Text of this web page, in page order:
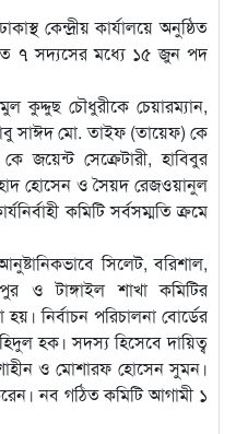
কেন্দ্রীয় কার্যালয়ে অনুষ্ঠিত
৭ সদ্যসের মধ্যে ১৫ জুন পদ
কুদ্দুছ চৌধুরীকে চেয়ারম্যান,
সাঈদ মো. তাইফ (তায়েফ) কে
জয়েন্ট সেক্রেটারী, হাবিবুর
হোসেন ও সৈয়দ রেজওয়ানুল
কমিটি সর্বসম্মতি ক্রমে
সিলেট, বরিশাল,
ও টাঙ্গাইল শাখা কমিটির
হয়। নির্বাচন পরিচালনা বোর্ডের
হক। সদস্য হিসেবে দায়িত্ব
ও মোশারফ হোসেন সুমন।
নব গঠিত কমিটি আগামী ১